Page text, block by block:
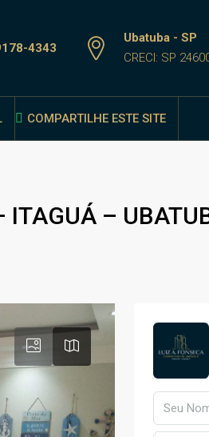
4343
Ubatuba - SP
CRECI: SP
COMPARTILHE ESTE SITE
ITAGUÁ –